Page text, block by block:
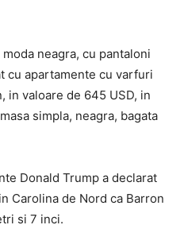
neagra, cu pantaloni
cu apartamente cu varfuri
in valoare de 645 USD, in
simpla, neagra, bagata
Donald Trump a declarat
Carolina de Nord ca Barron
si 7 inci.